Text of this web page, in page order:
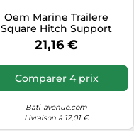
Oem Marine Trailere
Square Hitch Support
Argenté 60 mm
21,16 €
Comparer 4 prix
Bati-avenue.com
Livraison à 12,01 €